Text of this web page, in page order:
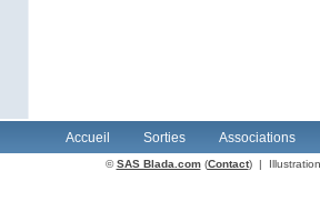
Accueil Sorties Associations
©SAS Blada.com(Contact) |